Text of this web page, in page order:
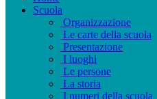
Scuola
Organizzazione
Le carte della scuola
Presentazione
I luoghi
Le persone
La storia
I numeri della scuola